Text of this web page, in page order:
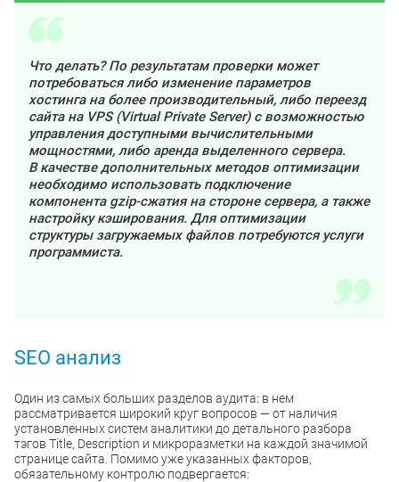
Что делать? По результатам проверки может
потребоваться либо изменение параметров
хостинга на более производительный, либо переезд
сайта на VPS (Virtual Private Server) с возможностью
управления доступными вычислительными
мощностями, либо аренда выделенного сервера.
В качестве дополнительных методов оптимизации
необходимо использовать подключение
компонента gzip-сжатия на стороне сервера, а также
настройку кэширования. Для оптимизации
структуры загружаемых файлов потребуются услуги
программиста.
SEO анализ
Один из самых больших разделов аудита: в нем
рассматривается широкий круг вопросов — от наличия
установленных систем аналитики до детального разбора
тэгов Title, Description и микроразметки на каждой значимой
странице сайта. Помимо уже указанных факторов,
обязательному контролю подвергается: